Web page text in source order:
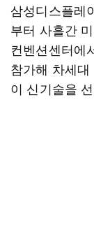
삼성디스플레
부터 사흘간
컨벤션센터에
참가해 차세
이 신기술을